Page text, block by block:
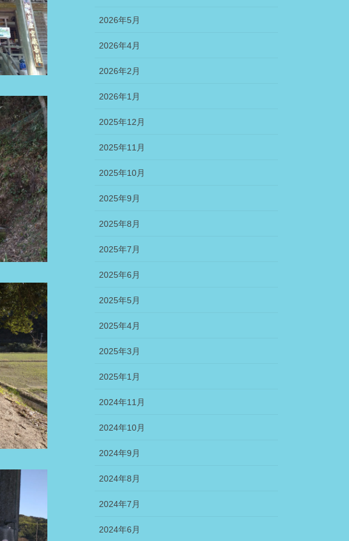
2026年5月
2026年4月
2026年2月
2026年1月
2025年12月
2025年11月
2025年10月
2025年9月
2025年8月
2025年7月
2025年6月
2025年5月
2025年4月
2025年3月
2025年1月
2024年11月
2024年10月
2024年9月
2024年8月
2024年7月
2024年6月